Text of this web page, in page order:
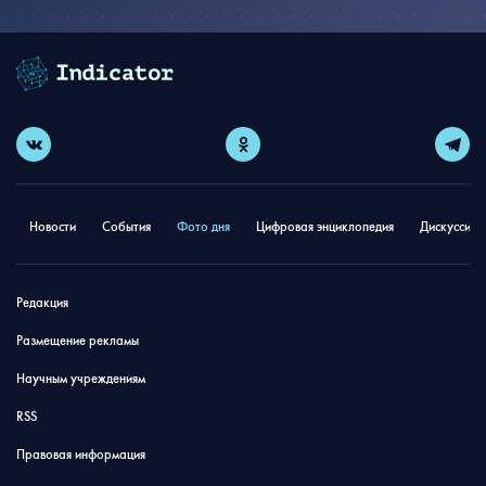
Новости События Фото дня Цифровая энциклопедия
Редакция
Размещение рекламы
Научным учреждениям
RSS
Правовая информация